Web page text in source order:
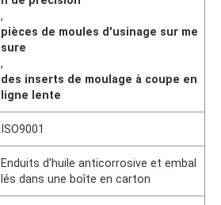
,
pièces de moules d'usinage sur me
sure
,
des inserts de moulage à coupe en
ligne lente
ISO9001
Enduits d'huile anticorrosive et embal
lés dans une boîte en carton